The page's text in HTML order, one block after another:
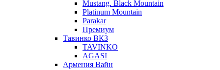
Mustang. Black Mountain
Platinum Mountain
Parakar
Премиум
Тавинко ВКЗ
TAVINKO
AGASI
Армения Вайн